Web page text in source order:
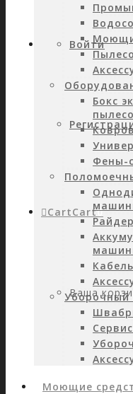
Войти
CartCart0
Ваша
Бокс
Фены-
Уборочный
Моющие